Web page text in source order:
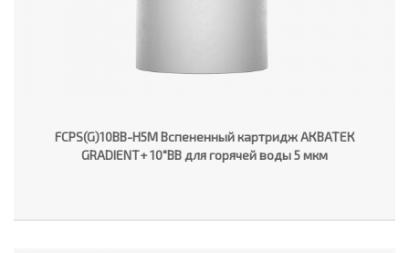
FCPS(G)10BB-H5M Вспененный картридж АКВАТЕК
GRADIENT+ 10"ВВ для горячей воды 5 мкм